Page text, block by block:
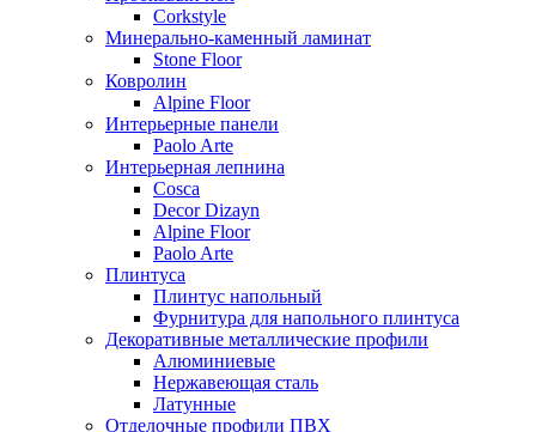
Corkstyle
Минерально-каменный ламинат
Stone Floor
Ковролин
Alpine Floor
Интерьерные панели
Paolo Arte
Интерьерная лепнина
Cosca
Decor Dizayn
Alpine Floor
Paolo Arte
Плинтуса
Плинтус напольный
Фурнитура для напольного плинтуса
Декоративные металлические профили
Алюминиевые
Нержавеющая сталь
Латунные
Отделочные профили ПВХ